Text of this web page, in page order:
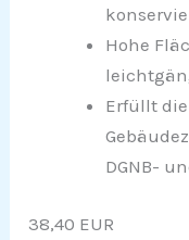
Hohe
Erfüllt
DGNB-
38,40 EUR